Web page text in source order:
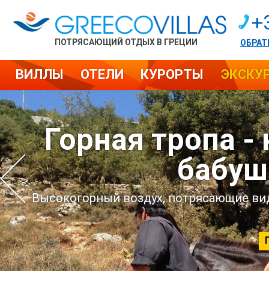
ПОТРЯСАЮЩИЙ ОТДЫХ В ГРЕЦИИ
ВИЛЛЫ ОТЕЛИ КУРОРТЫ
Горная тропа -
Высокогорный воздух, потрясающие